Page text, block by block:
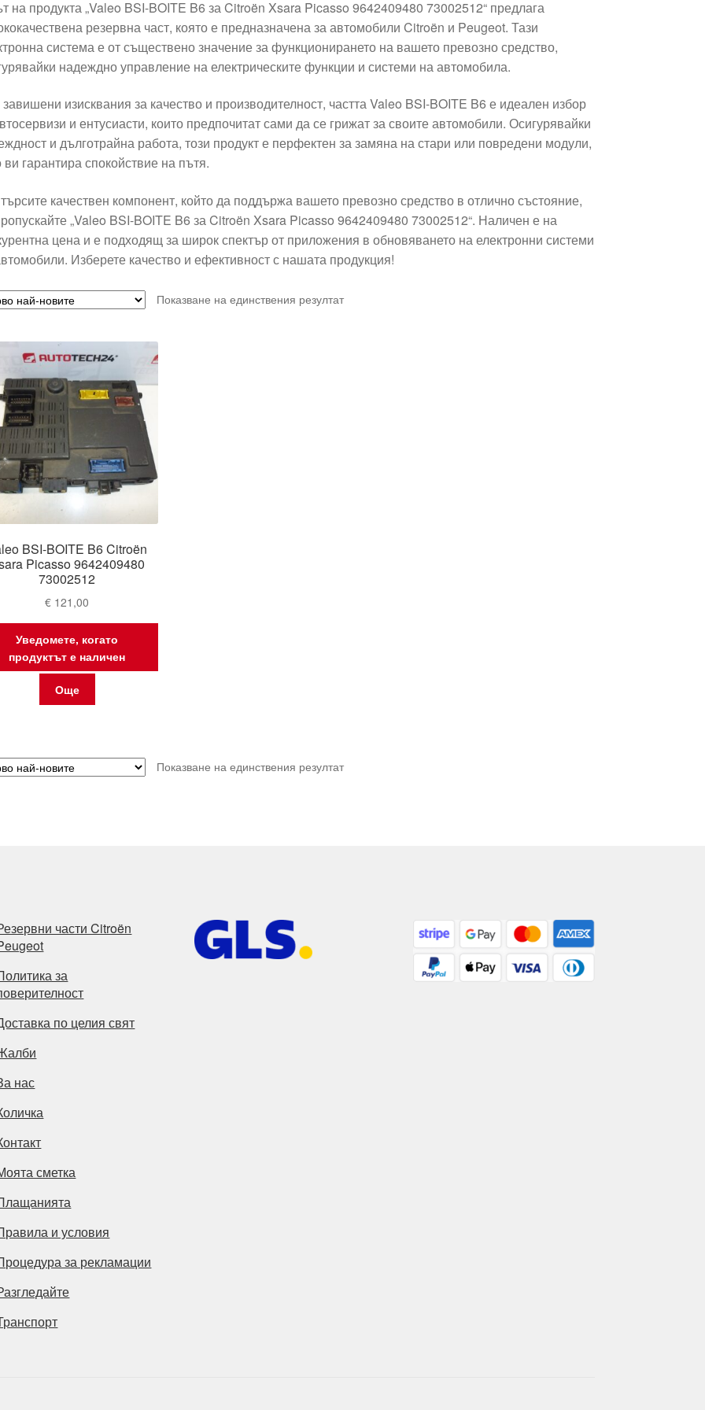
на продукта „Valeo BSI-BOITE B6 за Citroën Xsara Picasso 9642409480 73002512“ предлага
резервна част, която е предназначена за автомобили Citroën и Peugeot. Тази
система е от съществено значение за функционирането на вашето превозно средство,
надеждно управление на електрическите функции и системи на автомобила.
изисквания за качество и производителност, частта Valeo BSI-BOITE B6 е идеален избор
и ентусиасти, които предпочитат сами да се грижат за своите автомобили. Осигурявайки
и дълготрайна работа, този продукт е перфектен за замяна на стари или повредени модули,
ви гарантира спокойствие на пътя.
качествен компонент, който да поддържа вашето превозно средство в отлично състояние,
„Valeo BSI-BOITE B6 за Citroën Xsara Picasso 9642409480 73002512“. Наличен е на
цена и е подходящ за широк спектър от приложения в обновяването на електронни системи
Изберете качество и ефективност с нашата продукция!
Показване на единствения резултат
BSI-BOITE B6 Citroën
Picasso 9642409480
73002512
€ 121,00
Уведомете, когато
продуктът е наличен
Още
Показване на единствения резултат
части Citroën
за
по целия свят
нас
сметка
и условия
за рекламации